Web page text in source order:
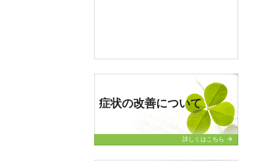
症状の改善について
詳しくはこちら arrow_forward